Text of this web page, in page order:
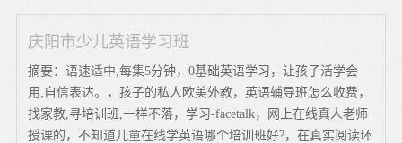
庆阳市少儿英语学习班
摘要：语速适中,每集5分钟，0基础英语学习，让孩子活学会
用,自信表达。，孩子的私人欧美外教，英语辅导班怎么收费，
找家教,寻培训班,一样不落，学习-facetalk，网上在线真人老师
授课的，不知道儿童在线学英语哪个培训班好?，在真实阅读环